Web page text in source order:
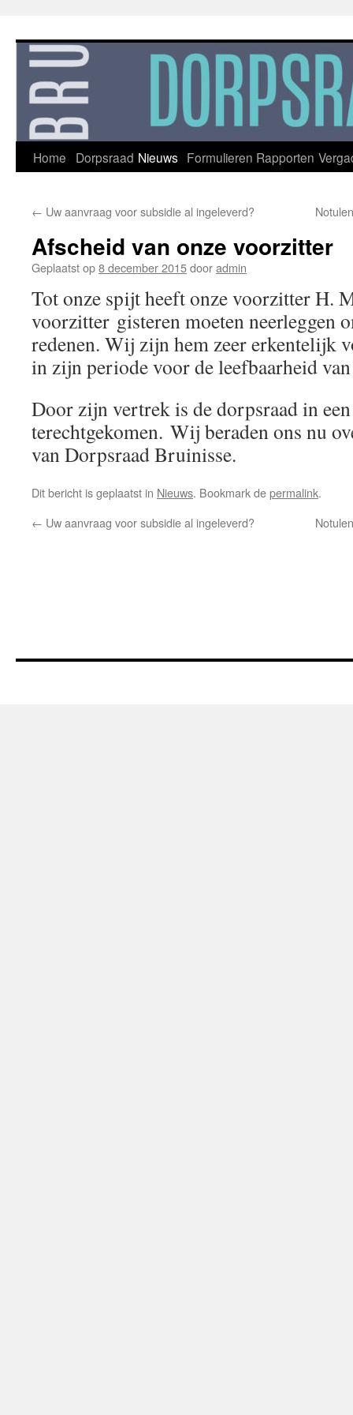
inhoud
Home Dorpsraad Nieuws Formulieren Rapporten
← Uw aanvraag voor subsidie al ingeleverd?
Afscheid van onze voorzitter
Geplaatst op8 december 2015dooradmin
Tot onze spijt heeft onze voorzitter H.
voorzitter gisteren moeten neerleggen
redenen. Wij zijn hem zeer erkentelijk
in zijn periode voor de leefbaarheid
Door zijn vertrek is de dorpsraad in
terechtgekomen. Wij beraden ons nu
van Dorpsraad Bruinisse.
Dit bericht is geplaatst in Nieuws. Bookmark depermalink.
← Uw aanvraag voor subsidie al ingeleverd?